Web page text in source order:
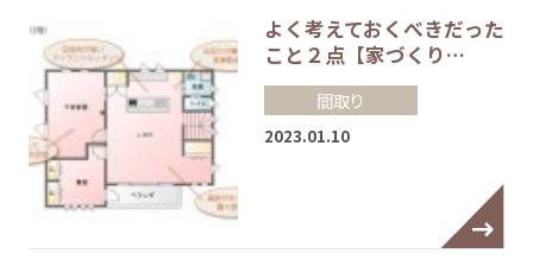
よく考えておくべきだった
こと２点【家づくり…
間取り
2023.01.10